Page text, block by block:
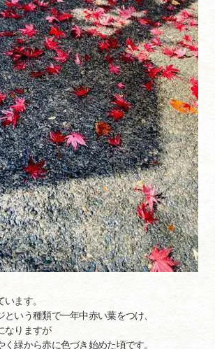
ます。
いう種類で一年中赤い葉をつけ、
なりますが
緑から赤に色づき始めた頃です。